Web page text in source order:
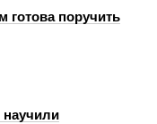
готова поручить
научили